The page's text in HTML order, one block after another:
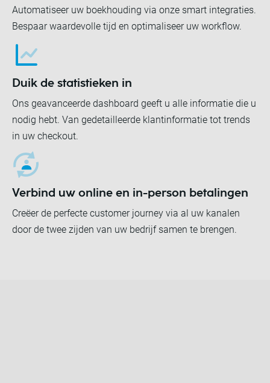
Automatiseer uw boekhouding via onze smart integraties.
Bespaar waardevolle tijd en optimaliseer uw workflow.
Duik de statistieken in
Ons geavanceerde dashboard geeft u alle informatie die u
nodig hebt. Van gedetailleerde klantinformatie tot trends
in uw checkout.
Verbind uw online en in-person betalingen
Creëer de perfecte customer journey via al uw kanalen
door de twee zijden van uw bedrijf samen te brengen.